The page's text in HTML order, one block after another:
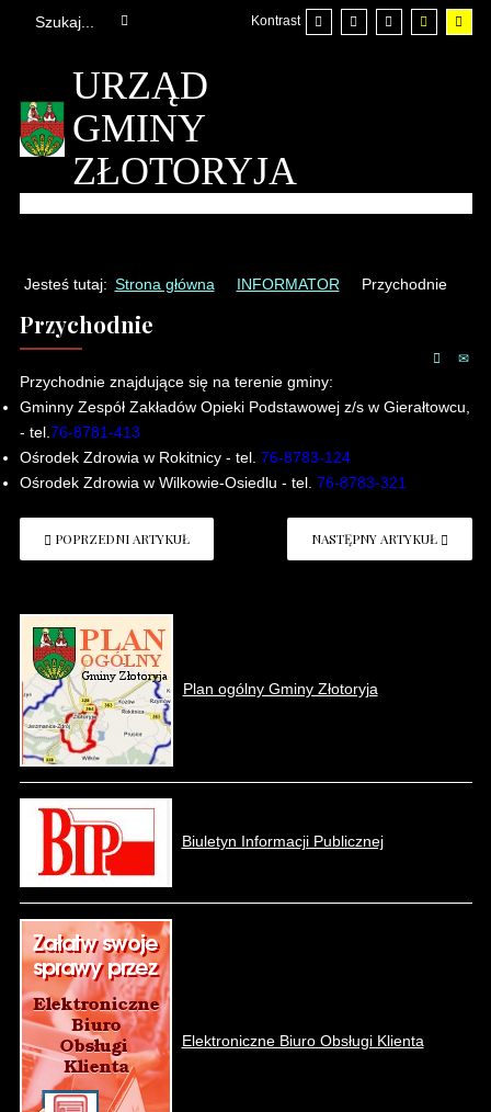
Kontrast
URZĄD
GMINY
ZŁOTORYJA
Jesteś tutaj: Strona główna INFORMATOR Przychodnie
Przychodnie
Przychodnie znajdujące się na terenie gminy:
Gminny Zespół Zakładów Opieki Podstawowej z/s w Gierałtowcu,
- tel. 76-8781-413
Ośrodek Zdrowia w Rokitnicy - tel. 76-8783-124
Ośrodek Zdrowia w Wilkowie-Osiedlu - tel. 76-8783-321
POPRZEDNI ARTYKUŁ NASTĘPNY ARTYKUŁ
Plan ogólny Gminy Złotoryja
Biuletyn Informacji Publicznej
Elektroniczne Biuro Obsługi Klienta